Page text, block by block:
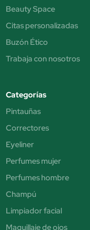
Beauty Space
Citas personalizadas
Buzón Ético
Trabaja con nosotros
Categorías
Pintauñas
Correctores
Eyeliner
Perfumes mujer
Perfumes hombre
Champú
Limpiador facial
Maquillaje de ojos